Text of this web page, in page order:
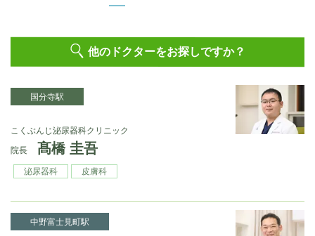
他のドクターをお探しですか？
国分寺駅
こくぶんじ泌尿器科クリニック
院長
髙橋 圭吾
泌尿器科 皮膚科
中野富士見町駅